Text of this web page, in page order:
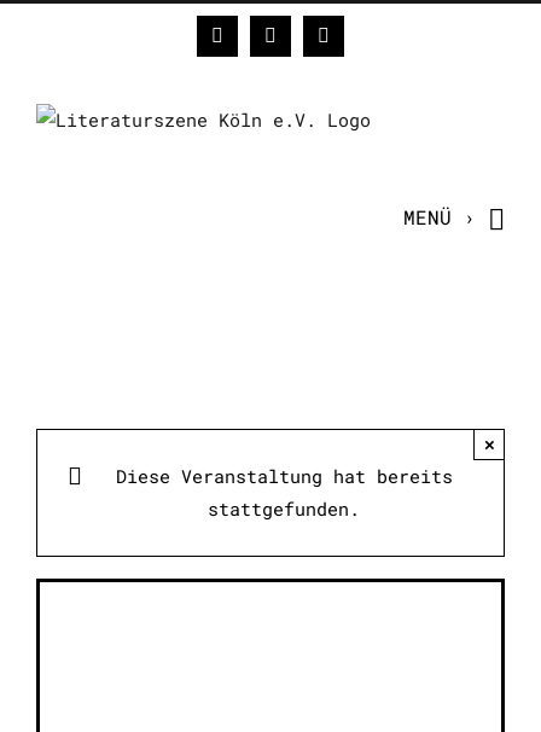
FacebookInstagram
E-
Mail
Diese Veranstaltung hat bereits
stattgefunden.
×